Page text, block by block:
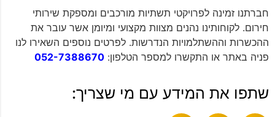
חברתנו זמינה לפרויקטי תשתיות מורכבים ומספקת שירותי
חירום. לקוחותינו נהנים מצוות מקצועי ומיומן אשר עובר את
ההכשרות וההשתלמויות הנדרשות. לפרטים נוספים השאירו לנו
פניה באתר או התקשרו למספר הטלפון: 052-7388670
שתפו את המידע עם מי שצריך: